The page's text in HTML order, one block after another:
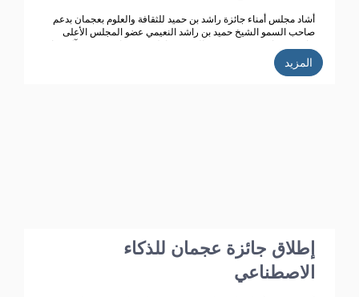
أشاد مجلس أمناء جائزة راشد بن حميد للثقافة والعلوم بعجمان بدعم
صاحب السمو الشيخ حميد بن راشد النعيمي عضو المجلس الأعلى
رئيسة مجلس أمناء جائزة راشد بن حميد للثقافة والعلوم ، مؤكد ين
المزيد
إطلاق جائزة عجمان للذكاء
الاصطناعي